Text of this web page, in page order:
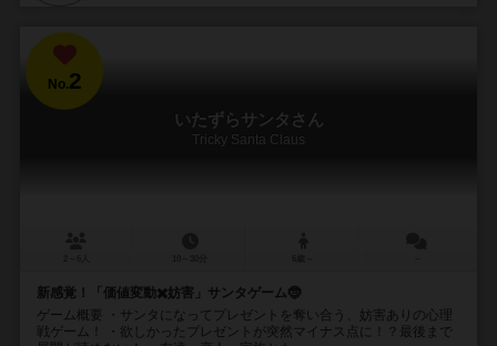
No.2
いたずらサンタさん
Tricky Santa Claus
新感覚！「価値変動✖️妨害」サンタゲーム🤶
ゲーム概要 ・サンタになってプレゼントを奪い合う、妨害ありの心理
戦ゲーム！ ・欲しかったプレゼントが突然マイナス点に！？最後まで